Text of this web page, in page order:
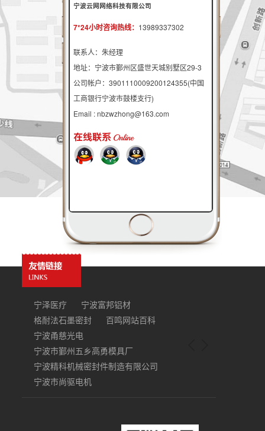
宁波云网网络科技有限公司
7*24小时咨询热线： 13989337302
联系人：朱经理
地址：宁波市鄞州区盛世天城别墅区29-3
公司帐户：3901110009200124355(中国
工商银行宁波市鼓楼支行)
Email : nbzwzhong@163.com
宁泽医疗
宁波富邦铝材
格耐法石墨密封
百鸣网站百科
宁波甬慈光电
宁波市鄞州五乡高勇模具厂
宁波精科机械密封件制造有限公司
宁波市尚驱电机